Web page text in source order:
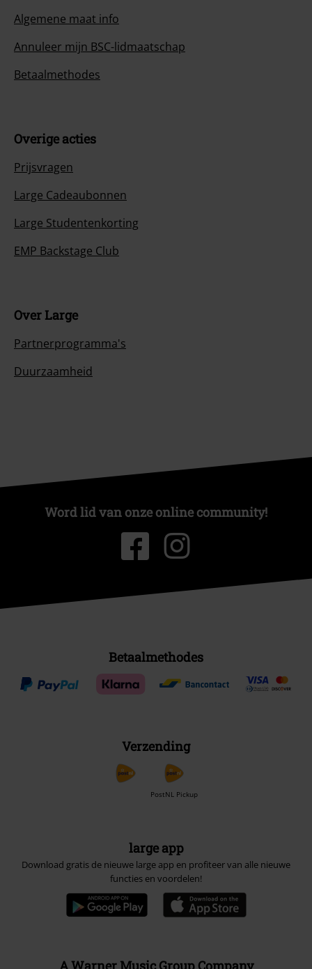
Algemene maat info
Annuleer mijn BSC-lidmaatschap
Betaalmethodes
Overige acties
Prijsvragen
Large Cadeaubonnen
Large Studentenkorting
EMP Backstage Club
Over Large
Partnerprogramma's
Duurzaamheid
Word lid van onze online community!
Betaalmethodes
Verzending
PostNL Pickup
large app
Download gratis de nieuwe large app en profiteer van alle nieuwe
functies en voordelen!
A Warner Music Group Company